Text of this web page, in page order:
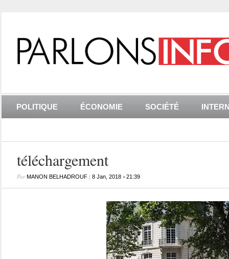
POLITIQUE ÉCONOMIE SOCIÉTÉ
téléchargement
ParMANON BELHADROUF| 8 Jan, 2018•21:39